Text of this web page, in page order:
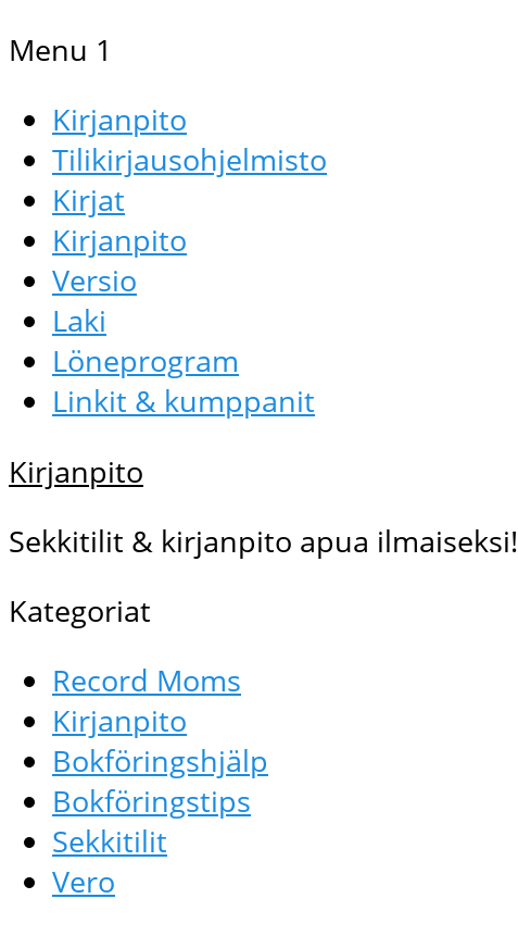
Menu 1
Kirjanpito
Tilikirjausohjelmisto
Kirjat
Kirjanpito
Versio
Laki
Löneprogram
Linkit & kumppanit
Kirjanpito
Sekkitilit & kirjanpito apua ilmaiseksi!
Kategoriat
Record Moms
Kirjanpito
Bokföringshjälp
Bokföringstips
Sekkitilit
Vero